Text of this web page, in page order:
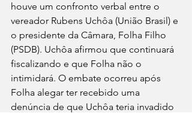
houve um confronto verbal entre o
vereador Rubens Uchôa (União Brasil) e
o presidente da Câmara, Folha Filho
(PSDB). Uchôa afirmou que continuará
fiscalizando e que Folha não o
intimidará. O embate ocorreu após
Folha alegar ter recebido uma
denúncia de que Uchôa teria invadido